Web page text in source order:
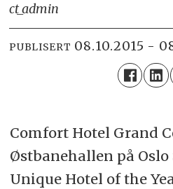
ct_admin
PUBLISERT 08.10.2015 -
Comfort Hotel Grand
Østbanehallen på
Unique Hotel of the